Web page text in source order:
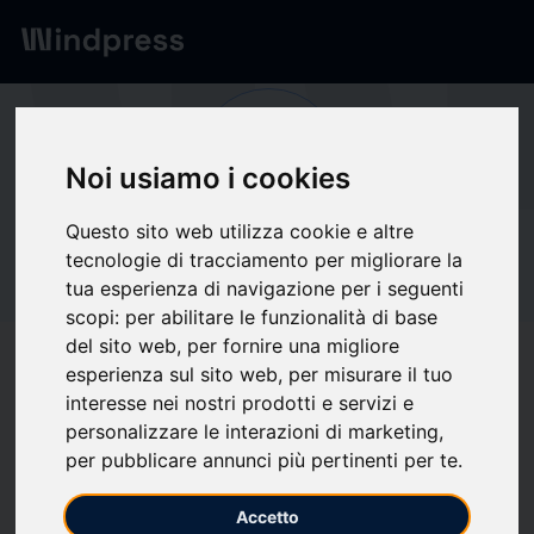
Noi usiamo i cookies
Questo sito web utilizza cookie e altre
tecnologie di tracciamento per migliorare la
tua esperienza di navigazione per i seguenti
scopi: per abilitare le funzionalità di base
del sito web, per fornire una migliore
esperienza sul sito web, per misurare il tuo
interesse nei nostri prodotti e servizi e
personalizzare le interazioni di marketing,
per pubblicare annunci più pertinenti per te.
Accetto
Network/Society
Qu
Not verified
Quibim
favorite Follow updates
What we write about
Biotechnology Nuclear medicine